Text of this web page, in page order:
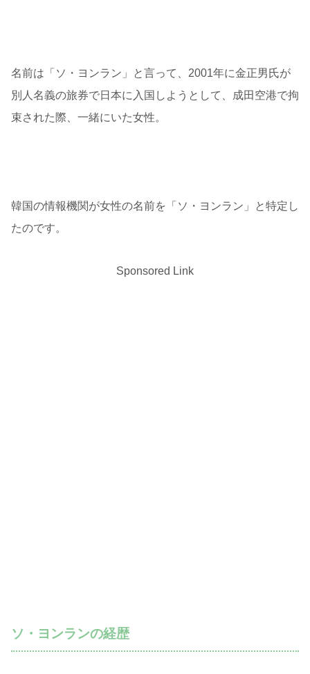
名前は「ソ・ヨンラン」と言って、2001年に金正男氏が
別人名義の旅券で日本に入国しようとして、成田空港で拘
束された際、一緒にいた女性。
韓国の情報機関が女性の名前を「ソ・ヨンラン」と特定し
たのです。
Sponsored Link
ソ・ヨンランの経歴